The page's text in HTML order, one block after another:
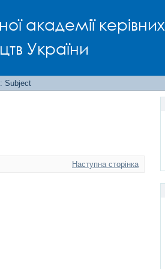
академії керівних
України
Subject
Наступна сторінка